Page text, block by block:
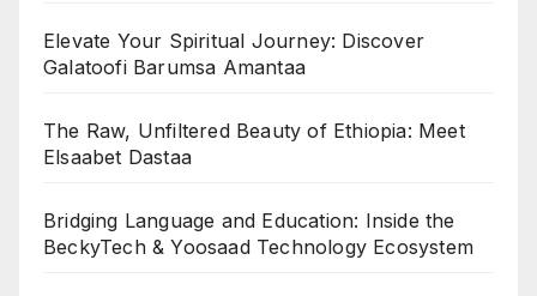
Elevate Your Spiritual Journey: Discover
Galatoofi Barumsa Amantaa
The Raw, Unfiltered Beauty of Ethiopia: Meet
Elsaabet Dastaa
Bridging Language and Education: Inside the
BeckyTech & Yoosaad Technology Ecosystem